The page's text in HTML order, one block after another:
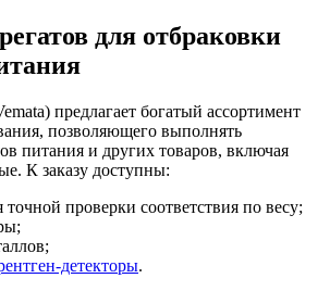
для отбраковки
предлагает богатый ассортимент
позволяющего выполнять
питания и других товаров, включая
К заказу доступны:
точной проверки соответствия по весу;
детекторы.